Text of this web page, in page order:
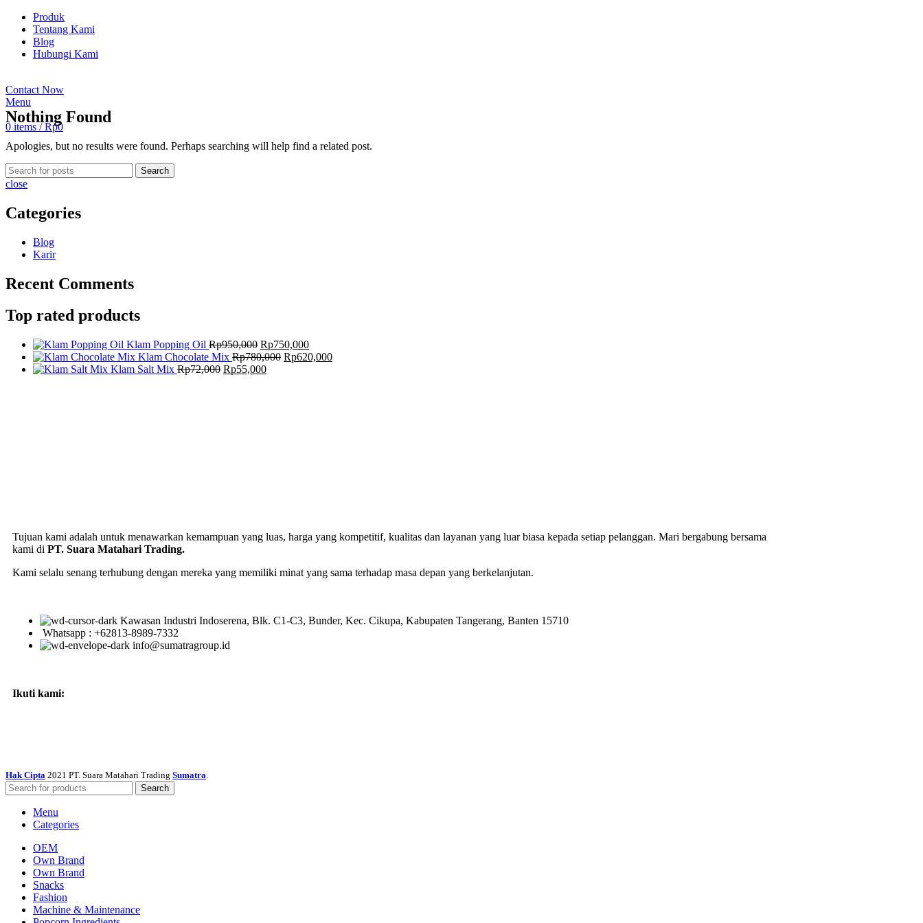
Produk
Tentang Kami
Blog
Hubungi Kami
Contact Now
Menu
0 items / Rp0
Nothing Found
Apologies, but no results were found. Perhaps searching will help find a related post.
Search
close
Categories
Blog
Karir
Recent Comments
Top rated products
Klam Popping Oil Rp950,000 Rp750,000
Klam Chocolate Mix Rp780,000 Rp620,000
Klam Salt Mix Rp72,000 Rp55,000
Tujuan kami adalah untuk menawarkan kemampuan yang luas, harga yang kompetitif, kualitas dan layanan yang luar biasa kepada setiap pelanggan. Mari bergabung bersama
kami di PT. Suara Matahari Trading.
Kami selalu senang terhubung dengan mereka yang memiliki minat yang sama terhadap masa depan yang berkelanjutan.
Kawasan Industri Indoserena, Blk. C1-C3, Bunder, Kec. Cikupa, Kabupaten Tangerang, Banten 15710
Whatsapp : +62813-8989-7332
info@sumatragroup.id
Ikuti kami:
Hak Cipta 2021 PT. Suara Matahari Trading Sumatra.
Search
Menu
Categories
OEM
Own Brand
Own Brand
Snacks
Fashion
Machine & Maintenance